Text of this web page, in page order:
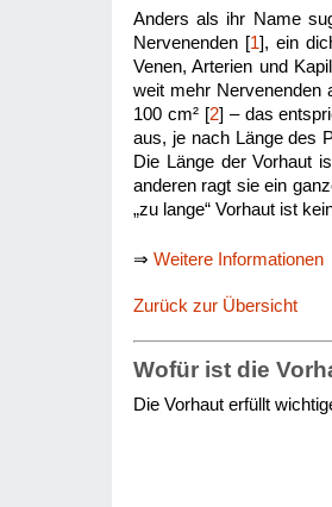
Anders als ihr Name
Nervenenden [1], ein
Venen, Arterien und
weit mehr Nervenenden
100 cm² [2] – das
aus, je nach Länge des
Die Länge der Vorhaut
anderen ragt sie ein
„zu lange“ Vorhaut ist
⇒ Weitere Informationen
Zurück zur Übersicht
Wofür ist die
Die Vorhaut erfüllt